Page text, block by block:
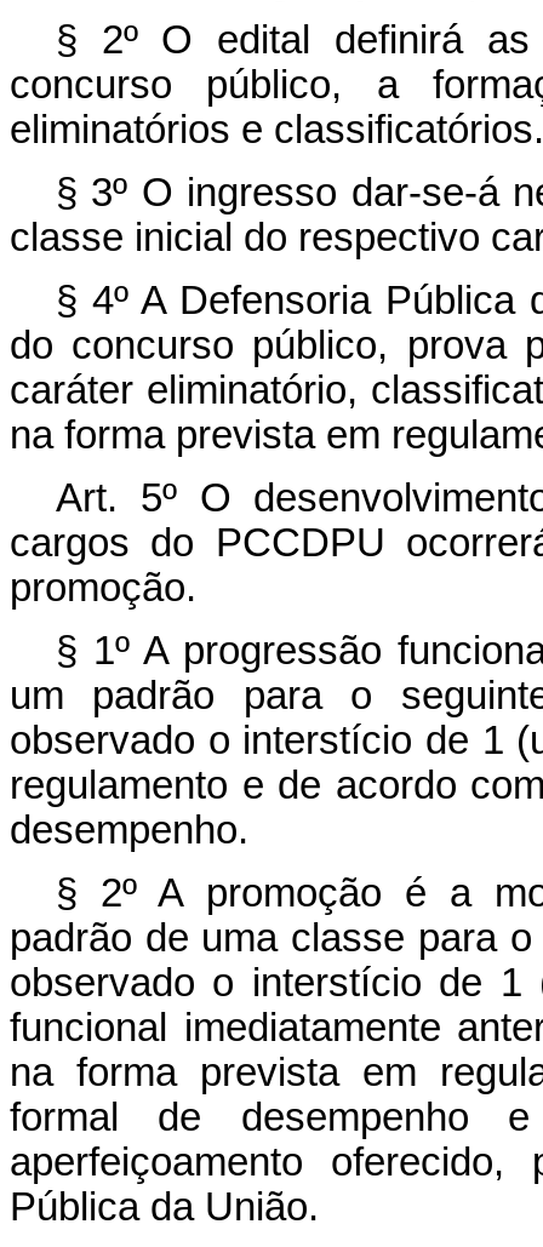
§ 2º O edital definirá
concurso público, a
eliminatórios e classificatórios.
§ 3º O ingresso dar-se-á
classe inicial do respectivo
§ 4º A Defensoria Pública
do concurso público, prova
caráter eliminatório,
na forma prevista em
Art. 5º O
cargos do PCCDPU
promoção.
§ 1º A progressão
um padrão para o
observado o interstício de 1
regulamento e de acordo
desempenho.
§ 2º A promoção é a
padrão de uma classe para
observado o interstício de
funcional imediatamente
na forma prevista em
formal de desempenho
aperfeiçoamento oferecido,
Pública da União.